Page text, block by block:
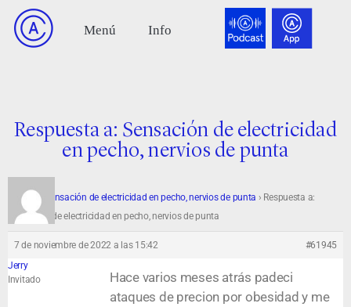
Respuesta a: Sensación de electricidad
en pecho, nervios de punta
Foro › Sensación de electricidad en pecho, nervios de punta › Respuesta a:
Sensación de electricidad en pecho, nervios de punta
7 de noviembre de 2022 a las 15:42
#61945
Jerry
Invitado
Hace varios meses atrás padeci
ataques de precion por obesidad y me